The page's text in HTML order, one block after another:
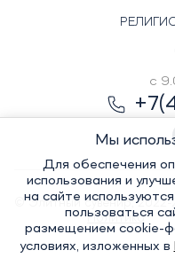
с
© Элитный сувенир,
Политика
Мы
Для обеспечения
использования и
на сайте
пользоваться
размещением cookie-
условиях, изложенных в